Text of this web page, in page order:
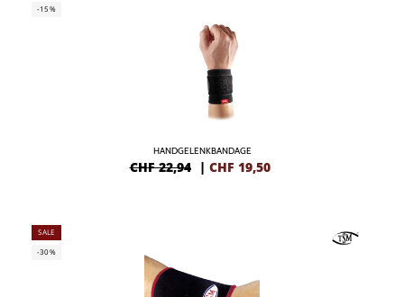
-15%
HANDGELENKBANDAGE
CHF 22,94 | CHF 19,50
SALE
-30%